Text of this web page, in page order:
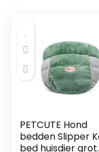
PETCUTE Hond
bedden Slipper
bed huisdier grot